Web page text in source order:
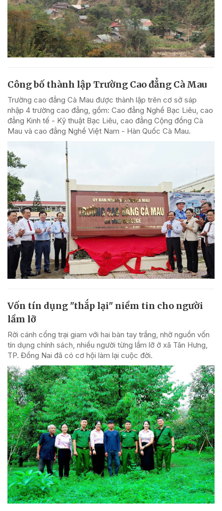
Công bố thành lập Trường Cao đẳng Cà Mau
Trường cao đẳng Cà Mau được thành lập trên cơ sở sáp
nhập 4 trường cao đẳng, gồm: Cao đẳng Nghề Bạc Liêu, cao
đẳng Kinh tế - Kỹ thuật Bạc Liêu, cao đẳng Cộng đồng Cà
Mau và cao đẳng Nghề Việt Nam - Hàn Quốc Cà Mau.
Vốn tín dụng "thắp lại" niềm tin cho người
lầm lỡ
Rời cánh cổng trại giam với hai bàn tay trắng, nhờ nguồn vốn
tín dụng chính sách, nhiều người từng lầm lỡ ở xã Tân Hưng,
TP. Đồng Nai đã có cơ hội làm lại cuộc đời.